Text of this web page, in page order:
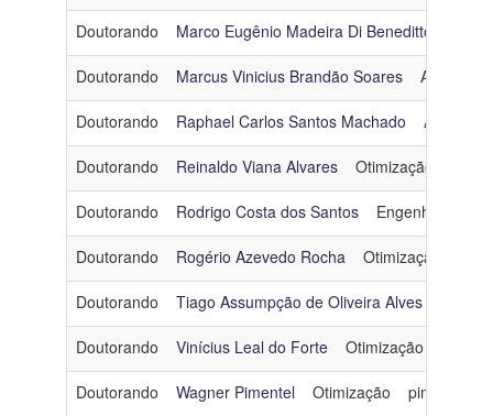
Doutorando Marco Eugênio Madeira Di Beneditto
Doutorando Marcus Vinicius Brandão Soares
Doutorando Raphael Carlos Santos Machado
Doutorando Reinaldo Viana Alvares Otimização
Doutorando Rodrigo Costa dos Santos Engenharia de
Doutorando Rogério Azevedo Rocha Otimização
Doutorando Tiago Assumpção de Oliveira Alves
Doutorando Vinícius Leal do Forte Otimização
Doutorando Wagner Pimentel Otimização